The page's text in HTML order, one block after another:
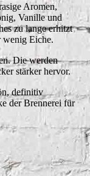
Aromen,
Vanille und
zu lange erhitzt
wenig Eiche.
Die werden
stärker hervor.
definitiv
der Brennerei für